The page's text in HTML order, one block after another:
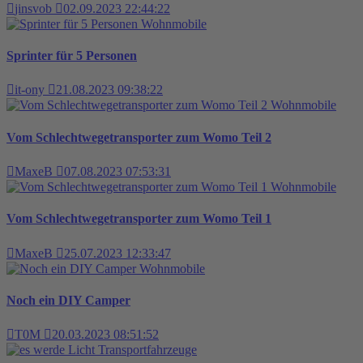
jinsvob
02.09.2023 22:44:22
Wohnmobile
Sprinter für 5 Personen
it-ony
21.08.2023 09:38:22
Wohnmobile
Vom Schlechtwegetransporter zum Womo Teil 2
MaxeB
07.08.2023 07:53:31
Wohnmobile
Vom Schlechtwegetransporter zum Womo Teil 1
MaxeB
25.07.2023 12:33:47
Wohnmobile
Noch ein DIY Camper
T0M
20.03.2023 08:51:52
Transportfahrzeuge